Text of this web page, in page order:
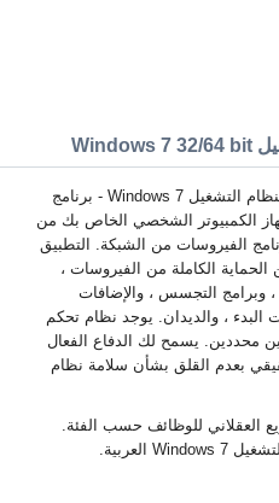
BullGuard لنظام التشغيل Windows 7 - برنامج
الكمبيوتر الشخصي الخاص بك من
الفيروسات من الشبكة. التطبيق
الكاملة من الفيروسات ،
وبرامج التجسس ، والإضافات
البدء ، والديدان. يوجد نظام تحكم
محددين. يسمح لك الدفاع الفعال
بعدم القلق بشأن سلامة نظام
العقلاني للوظائف حسب الفئة.